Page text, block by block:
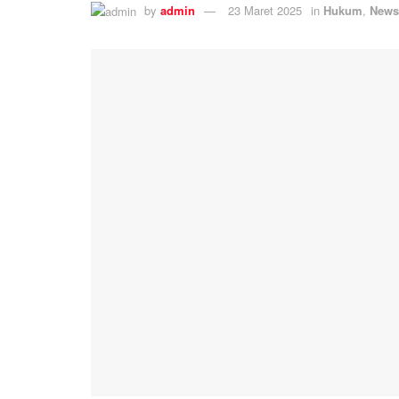
by admin 23 Maret 2025 in Hukum, News